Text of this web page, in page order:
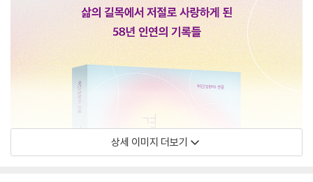
상세 이미지 더보기